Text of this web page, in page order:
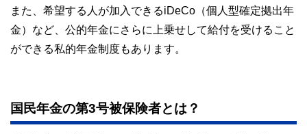
また、希望する人が加入できるiDeCo（個人型確定拠出年
金）など、公的年金にさらに上乗せして給付を受けること
ができる私的年金制度もあります。
国民年金の第3号被保険者とは？